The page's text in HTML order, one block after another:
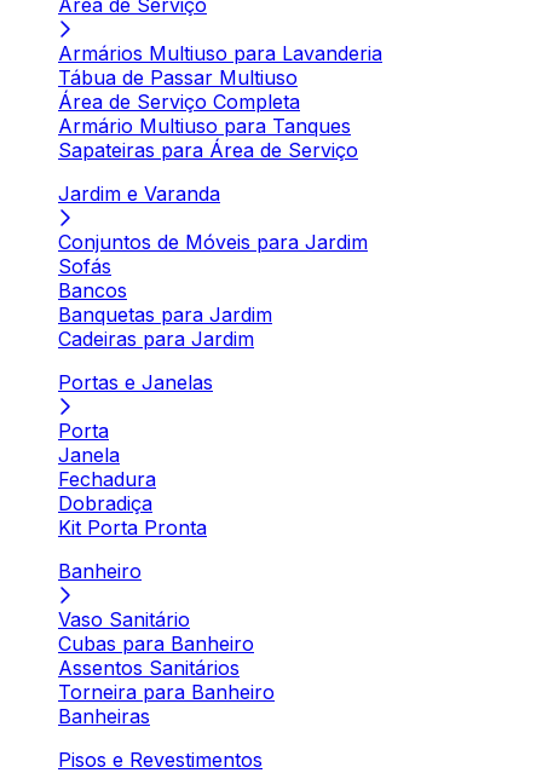
Área de Serviço
Armários Multiuso para Lavanderia
Tábua de Passar Multiuso
Área de Serviço Completa
Armário Multiuso para Tanques
Sapateiras para Área de Serviço
Jardim e Varanda
Conjuntos de Móveis para Jardim
Sofás
Bancos
Banquetas para Jardim
Cadeiras para Jardim
Portas e Janelas
Porta
Janela
Fechadura
Dobradiça
Kit Porta Pronta
Banheiro
Vaso Sanitário
Cubas para Banheiro
Assentos Sanitários
Torneira para Banheiro
Banheiras
Pisos e Revestimentos